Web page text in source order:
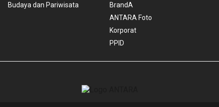
Budaya dan Pariwisata
BrandA
ANTARA Foto
Korporat
PPID